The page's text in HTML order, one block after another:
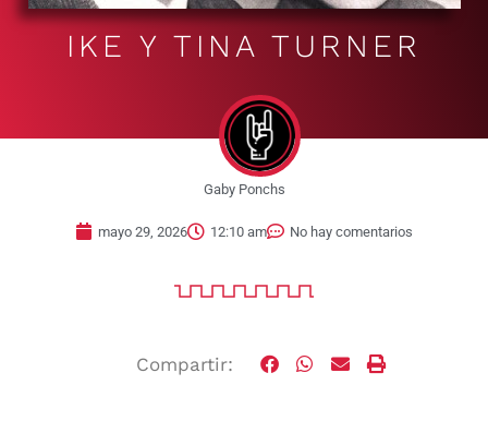
IKE Y TINA TURNER
Gaby Ponchs
mayo 29, 2026 12:10 am No hay comentarios
Compartir: